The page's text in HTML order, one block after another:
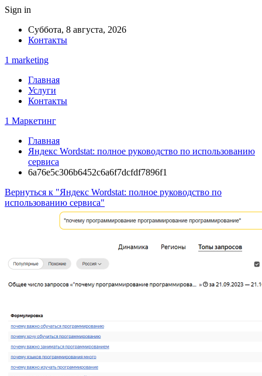
Sign in
Суббота, 8 августа, 2026
Контакты
1 marketing
Главная
Услуги
Контакты
1 Маркетинг
Главная
Яндекс Wordstat: полное руководство по использованию
сервиса
6a76e5c306b6452c6a6f7dcfdf7896f1
Вернуться к "Яндекс Wordstat: полное руководство по
использованию сервиса"